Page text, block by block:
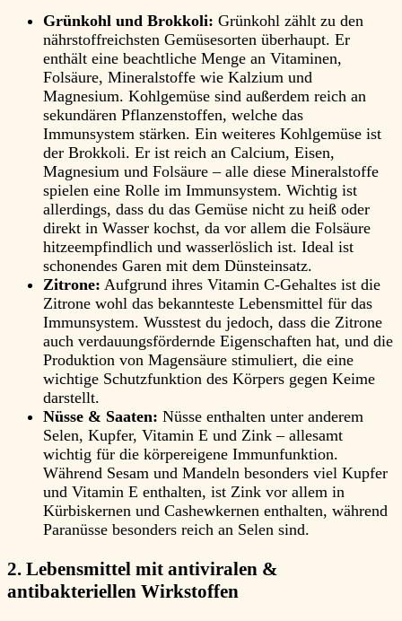
Grünkohl und Brokkoli: Grünkohl zählt zu den
nährstoffreichsten Gemüsesorten überhaupt. Er
enthält eine beachtliche Menge an Vitaminen,
Folsäure, Mineralstoffe wie Kalzium und
Magnesium. Kohlgemüse sind außerdem reich an
sekundären Pflanzenstoffen, welche das
Immunsystem stärken. Ein weiteres Kohlgemüse ist
der Brokkoli. Er ist reich an Calcium, Eisen,
Magnesium und Folsäure – alle diese Mineralstoffe
spielen eine Rolle im Immunsystem. Wichtig ist
allerdings, dass du das Gemüse nicht zu heiß oder
direkt in Wasser kochst, da vor allem die Folsäure
hitzeempfindlich und wasserlöslich ist. Ideal ist
schonendes Garen mit dem Dünsteinsatz.
Zitrone: Aufgrund ihres Vitamin C-Gehaltes ist die
Zitrone wohl das bekannteste Lebensmittel für das
Immunsystem. Wusstest du jedoch, dass die Zitrone
auch verdauungsfördernde Eigenschaften hat, und die
Produktion von Magensäure stimuliert, die eine
wichtige Schutzfunktion des Körpers gegen Keime
darstellt.
Nüsse & Saaten: Nüsse enthalten unter anderem
Selen, Kupfer, Vitamin E und Zink – allesamt
wichtig für die körpereigene Immunfunktion.
Während Sesam und Mandeln besonders viel Kupfer
und Vitamin E enthalten, ist Zink vor allem in
Kürbiskernen und Cashewkernen enthalten, während
Paranüsse besonders reich an Selen sind.
2. Lebensmittel mit antiviralen &
antibakteriellen Wirkstoffen